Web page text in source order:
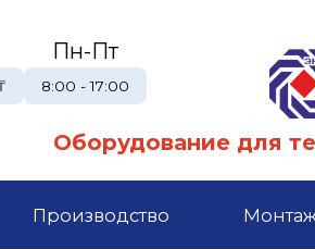
Пн-Пт
8:00 - 17:00
Оборудование для
Производство